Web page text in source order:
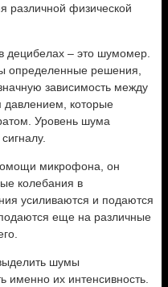
физической
децибелах – это шумомер.
определенные решения,
зависимость между
давлением, которые
Уровень шума
микрофона, он
колебания в
усиливаются и подаются
еще на различные
шумы
именно их интенсивность.